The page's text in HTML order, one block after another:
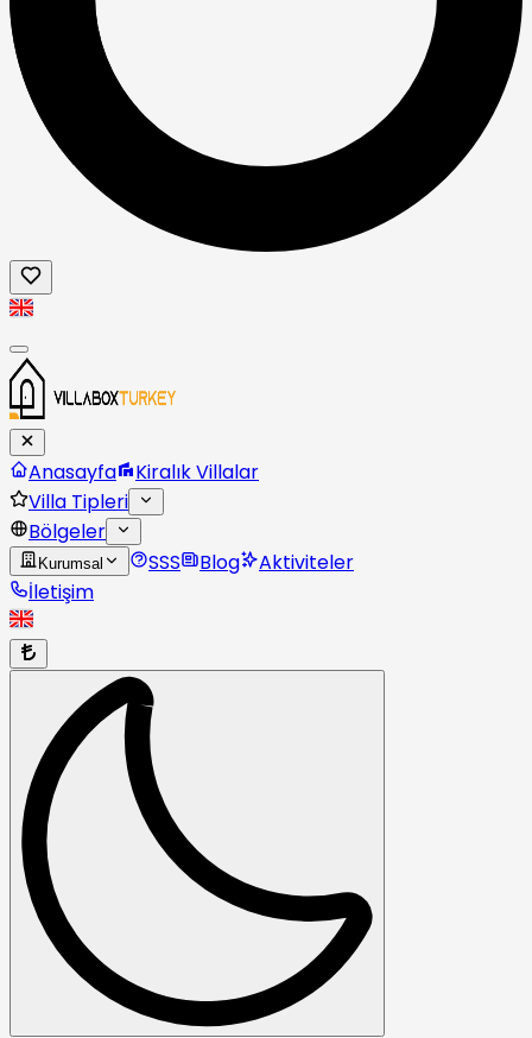
Anasayfa
Kiralık Villalar
Villa Tipleri
Bölgeler
Kurumsal SSS Blog
Aktiviteler
İletişim